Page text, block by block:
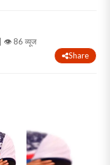
👁 86 व्यूज
Share